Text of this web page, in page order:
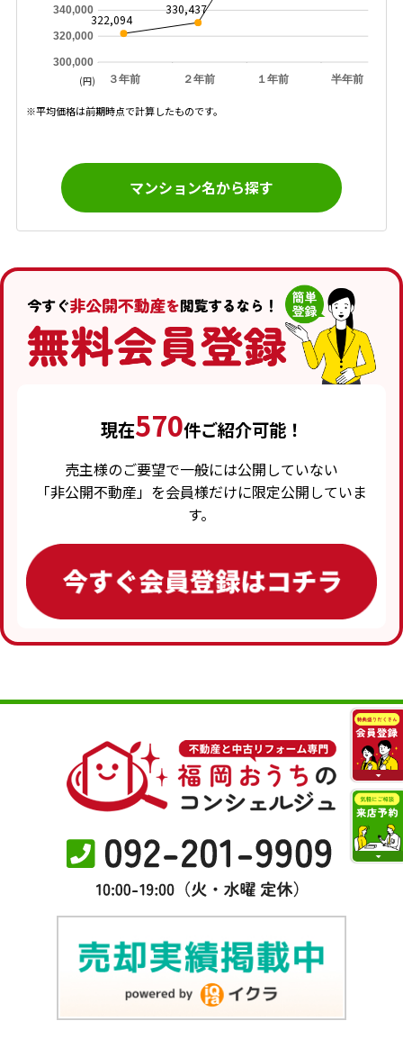
３年前 ２年前 １年前 半年前
300,000
320,000
340,000
322,094
330,437
(円)
※平均価格は前期時点で計算したものです。
マンション名から探す
現在570件ご紹介可能！
売主様のご要望で一般には公開していない
「非公開不動産」を会員様だけに限定公開していま
す。